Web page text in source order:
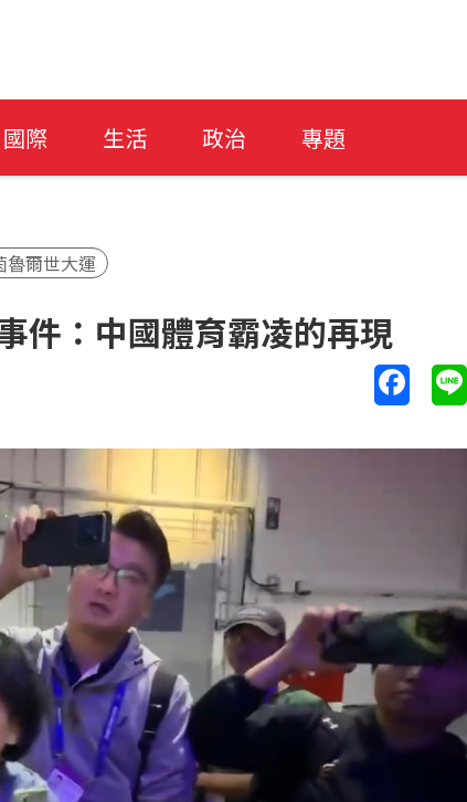
國際 生活 政治 專題
魯爾世大運
件：中國體育霸凌的再現